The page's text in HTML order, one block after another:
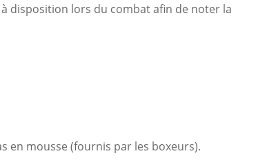
disposition lors du combat afin de noter la
en mousse (fournis par les boxeurs).